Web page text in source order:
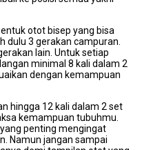
otot bisep yang bisa
dulu 3 gerakan campuran.
lain. Untuk setiap
minimal 8 kali dalam 2
dengan kemampuan
hingga 12 kali dalam 2 set
kemampuan tubuhmu.
penting mengingat
Namun jangan sampai